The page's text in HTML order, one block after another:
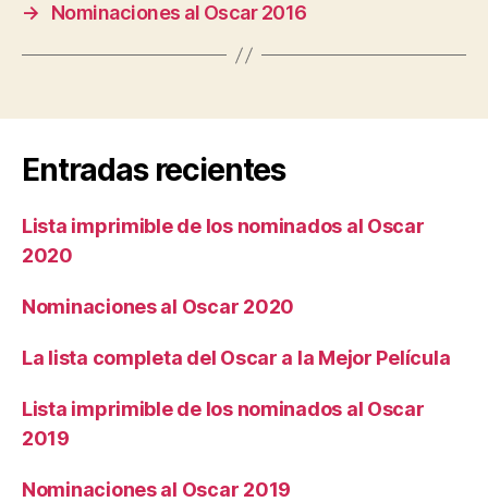
→
Nominaciones al Oscar 2016
Entradas recientes
Lista imprimible de los nominados al Oscar
2020
Nominaciones al Oscar 2020
La lista completa del Oscar a la Mejor Película
Lista imprimible de los nominados al Oscar
2019
Nominaciones al Oscar 2019